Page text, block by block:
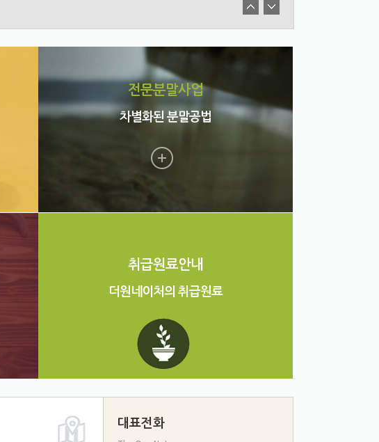
전문분말사업
차별화된 분말공법
취급원료안내
더원네이처의 취급원료
대표전화